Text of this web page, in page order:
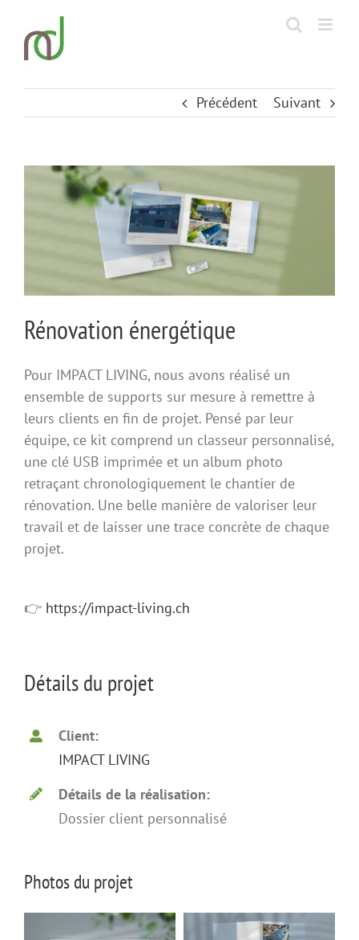
contenu
Précédent Suivant
View
Rénovation énergétique
Pour IMPACT LIVING, nous avons réalisé un
ensemble de supports sur mesure à remettre à
leurs clients en fin de projet. Pensé par leur
équipe, ce kit comprend un classeur personnalisé,
une clé USB imprimée et un album photo
retraçant chronologiquement le chantier de
rénovation. Une belle manière de valoriser leur
travail et de laisser une trace concrète de chaque
projet.
👉 https://impact-living.ch
Détails du projet
Client:
IMPACT LIVING
Détails de la réalisation:
Dossier client personnalisé
Photos du projet